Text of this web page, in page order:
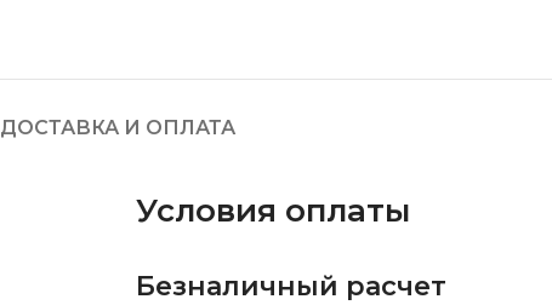
ДОСТАВКА И ОПЛАТА
Условия оплаты
Безналичный расчет